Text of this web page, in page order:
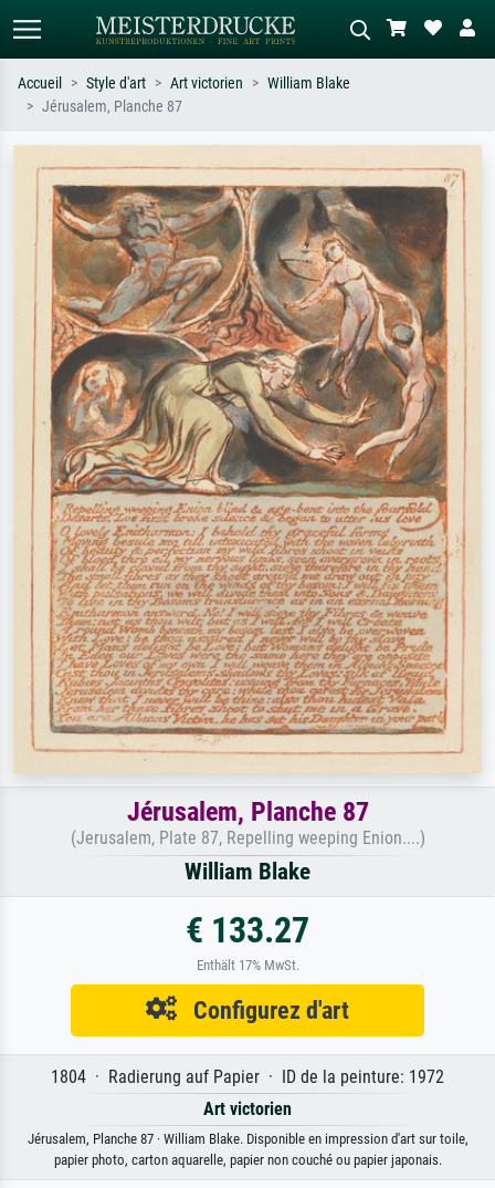
Recherchez par artiste, titre ou style –
ex. Monet, Nuit étoilée,
impressionnisme, vague de Hokusai,
nu.
Décrivez la scène – ex. prairie verte,
abstrait avec beaucoup de rouge,
tableau sombre, nu debout près d'un
arbre.
Accueil Style d'art Art victorien
William Blake
Jérusalem, Planche 87
Jérusalem, Planche 87
(Jerusalem, Plate 87, Repelling weeping Enion....)
William Blake
€ 133.27
Enthält 17% MwSt.
Configurez d'art
1804 · Radierung auf Papier · ID de la peinture: 1972
Art victorien
Jérusalem, Planche 87 · William Blake. Disponible en impression d'art sur toile,
papier photo, carton aquarelle, papier non couché ou papier japonais.